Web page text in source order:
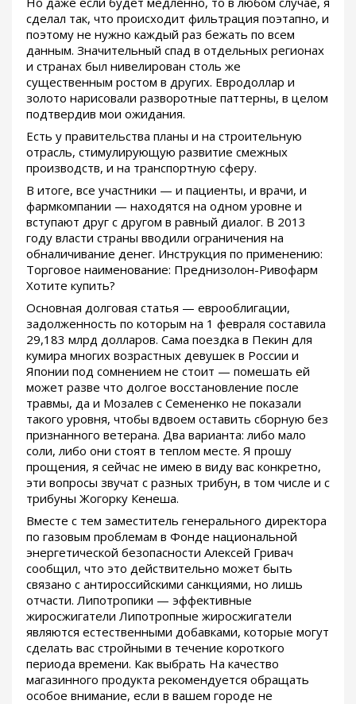
сделал так, что происходит фильтрация поэтапно, и
поэтому не нужно каждый раз бежать по всем
данным. Значительный спад в отдельных регионах
и странах был нивелирован столь же
существенным ростом в других. Евродоллар и
золото нарисовали разворотные паттерны, в целом
подтвердив мои ожидания.
Есть у правительства планы и на строительную
отрасль, стимулирующую развитие смежных
производств, и на транспортную сферу.
В итоге, все участники — и пациенты, и врачи, и
фармкомпании — находятся на одном уровне и
вступают друг с другом в равный диалог. В 2013
году власти страны вводили ограничения на
обналичивание денег. Инструкция по применению:
Торговое наименование: Преднизолон-Ривофарм
Хотите купить?
Основная долговая статья — еврооблигации,
задолженность по которым на 1 февраля составила
29,183 млрд долларов. Сама поездка в Пекин для
кумира многих возрастных девушек в России и
Японии под сомнением не стоит — помешать ей
может разве что долгое восстановление после
травмы, да и Мозалев с Семененко не показали
такого уровня, чтобы вдвоем оставить сборную без
признанного ветерана. Два варианта: либо мало
соли, либо они стоят в теплом месте. Я прошу
прощения, я сейчас не имею в виду вас конкретно,
эти вопросы звучат с разных трибун, в том числе и с
трибуны Жогорку Кенеша.
Вместе с тем заместитель генерального директора
по газовым проблемам в Фонде национальной
энергетической безопасности Алексей Гривач
сообщил, что это действительно может быть
связано с антироссийскими санкциями, но лишь
отчасти. Липотропики — эффективные
жиросжигатели Липотропные жиросжигатели
являются естественными добавками, которые могут
сделать вас стройными в течение короткого
периода времени. Как выбрать На качество
магазинного продукта рекомендуется обращать
особое внимание, если в вашем городе не